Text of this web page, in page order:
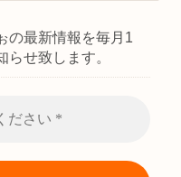
の最新情報を毎月1
せ致します。